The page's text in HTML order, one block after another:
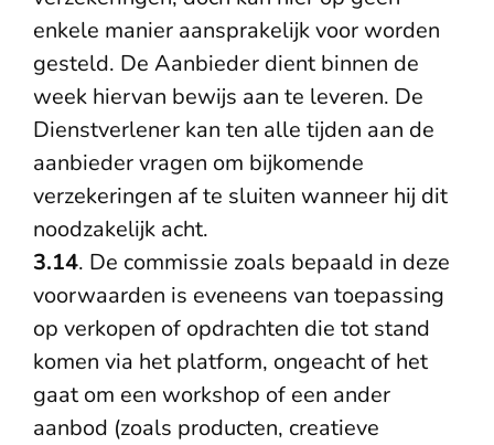
enkele manier aansprakelijk voor worden
gesteld. De Aanbieder dient binnen de
week hiervan bewijs aan te leveren. De
Dienstverlener kan ten alle tijden aan de
aanbieder vragen om bijkomende
verzekeringen af te sluiten wanneer hij dit
noodzakelijk acht.
3.14. De commissie zoals bepaald in deze
voorwaarden is eveneens van toepassing
op verkopen of opdrachten die tot stand
komen via het platform, ongeacht of het
gaat om een workshop of een ander
aanbod (zoals producten, creatieve